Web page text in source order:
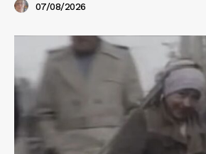
07/08/2026